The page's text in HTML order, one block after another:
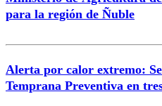
para la región de Ñuble
Alerta por calor extremo:
Temprana Preventiva en